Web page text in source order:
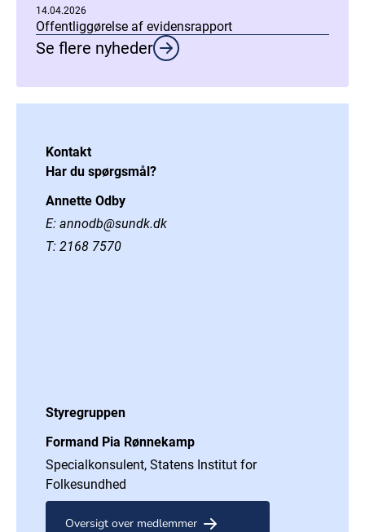
14.04.2026
Offentliggørelse af evidensrapport
Se flere nyheder
Kontakt
Har du spørgsmål?
Annette Odby
E: annodb@sundk.dk
T: 2168 7570
Styregruppen
Formand Pia Rønnekamp
Specialkonsulent, Statens Institut for
Folkesundhed
Oversigt over medlemmer